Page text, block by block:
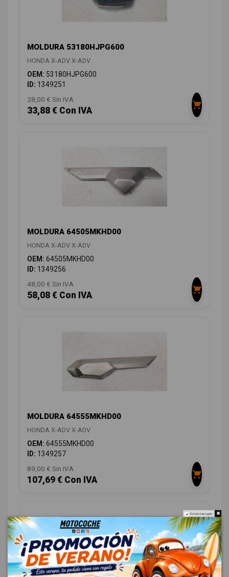
MOLDURA 53180HJPG600
HONDA X-ADV X-ADV
OEM: 53180HJPG600
ID: 1349251
28,00 € Sin IVA
33,88 € Con IVA
MOLDURA 64505MKHD00
HONDA X-ADV X-ADV
OEM: 64505MKHD00
ID: 1349256
48,00 € Sin IVA
58,08 € Con IVA
MOLDURA 64555MKHD00
HONDA X-ADV X-ADV
OEM: 64555MKHD00
ID: 1349257
89,00 € Sin IVA
107,69 € Con IVA
Do not show again.